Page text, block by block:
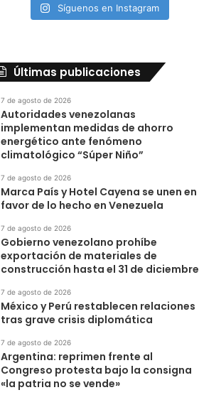
Síguenos en Instagram
Últimas publicaciones
7 de agosto de 2026
Autoridades venezolanas
implementan medidas de ahorro
energético ante fenómeno
climatológico “Súper Niño”
7 de agosto de 2026
Marca País y Hotel Cayena se unen en
favor de lo hecho en Venezuela
7 de agosto de 2026
Gobierno venezolano prohíbe
exportación de materiales de
construcción hasta el 31 de diciembre
7 de agosto de 2026
México y Perú restablecen relaciones
tras grave crisis diplomática
7 de agosto de 2026
Argentina: reprimen frente al
Congreso protesta bajo la consigna
«la patria no se vende»